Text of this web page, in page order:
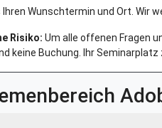
Ihren Wunschtermin und Ort. Wir
Risiko: Um alle offenen Fragen
keine Buchung. Ihr